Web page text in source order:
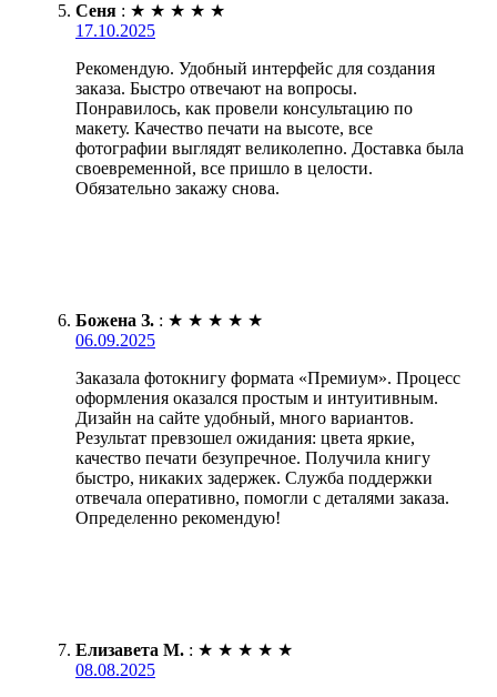
Сеня : ★ ★ ★ ★ ★
17.10.2025
Рекомендую. Удобный интерфейс для создания
заказа. Быстро отвечают на вопросы.
Понравилось, как провели консультацию по
макету. Качество печати на высоте, все
фотографии выглядят великолепно. Доставка была
своевременной, все пришло в целости.
Обязательно закажу снова.
Божена З. : ★ ★ ★ ★ ★
06.09.2025
Заказала фотокнигу формата «Премиум». Процесс
оформления оказался простым и интуитивным.
Дизайн на сайте удобный, много вариантов.
Результат превзошел ожидания: цвета яркие,
качество печати безупречное. Получила книгу
быстро, никаких задержек. Служба поддержки
отвечала оперативно, помогли с деталями заказа.
Определенно рекомендую!
Елизавета М. : ★ ★ ★ ★ ★
08.08.2025